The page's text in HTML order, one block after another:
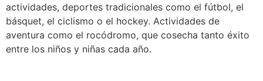
actividades, deportes tradicionales como el fútbol, el
básquet, el ciclismo o el hockey. Actividades de
aventura como el rocódromo, que cosecha tanto éxito
entre los niños y niñas cada año.